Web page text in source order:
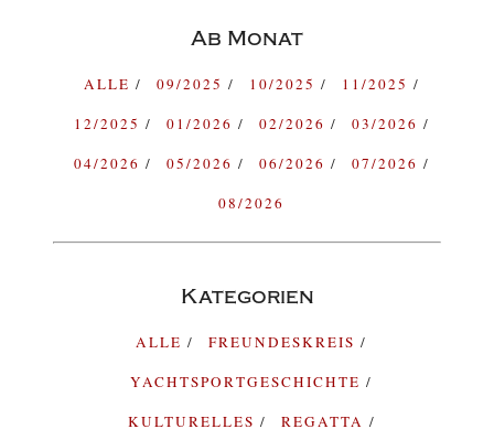
Ab Monat
ALLE 09/2025 10/2025
11/2025
12/2025
01/2026 02/2026
03/2026
04/2026
05/2026 06/2026
07/2026
08/2026
Kategorien
ALLE
FREUNDESKREIS
YACHTSPORTGESCHICHTE
KULTURELLES
REGATTA